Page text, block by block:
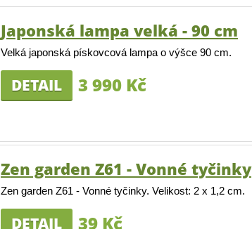
Japonská lampa velká - 90 cm
Velká japonská pískovcová lampa o výšce 90 cm.
DETAIL 3 990 Kč
Zen garden Z61 - Vonné tyčinky
Zen garden Z61 - Vonné tyčinky. Velikost: 2 x 1,2 cm.
DETAIL 39 Kč